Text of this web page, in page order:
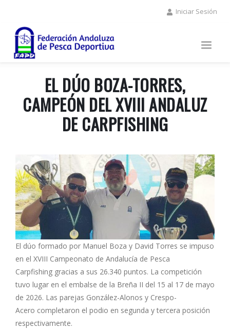
contenido
principal
Iniciar Sesión
EL DÚO BOZA-TORRES,
CAMPEÓN DEL XVIII ANDALUZ
DE CARPFISHING
El dúo formado por Manuel Boza y David Torres se impuso
en el XVIII Campeonato de Andalucía de Pesca
Carpfishing gracias a sus 26.340 puntos. La competición
tuvo lugar en el embalse de la Breña II del 15 al 17 de mayo
de 2026. Las parejas González-Alonos y Crespo-
Acero completaron el podio en segunda y tercera posición
respectivamente.